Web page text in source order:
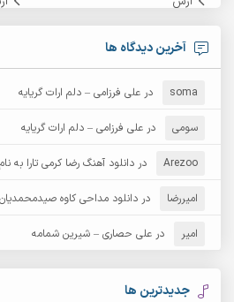
آرش امامی
آرش دی جی 2
آرش عثمان
آرش مبهم
آرش مهرابی
آرشام
آرکاداش
آخرین دیدگاه ها
soma در علی فرزامی – دلم ارات گریایه
سومی در علی فرزامی – دلم ارات گریایه
Arezoo در دانلود آهنگ رضا کرمی تارا به
امیررضا در دانلود مداحی کاوه صیدمحمدیان
امیر در علی حصاری – شیرین شمامه
جدیدترین ها